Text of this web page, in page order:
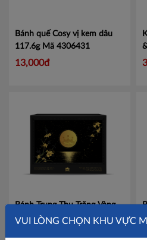
Bánh quế Cosy vị kem dâu
117.6g Mã 4306431
13,000đ
Bánh Trung Thu Trăng Vàng
Quế Hoa Vọng Nguyệt – Hộp
VUI LÒNG CHỌN KHU VỰC